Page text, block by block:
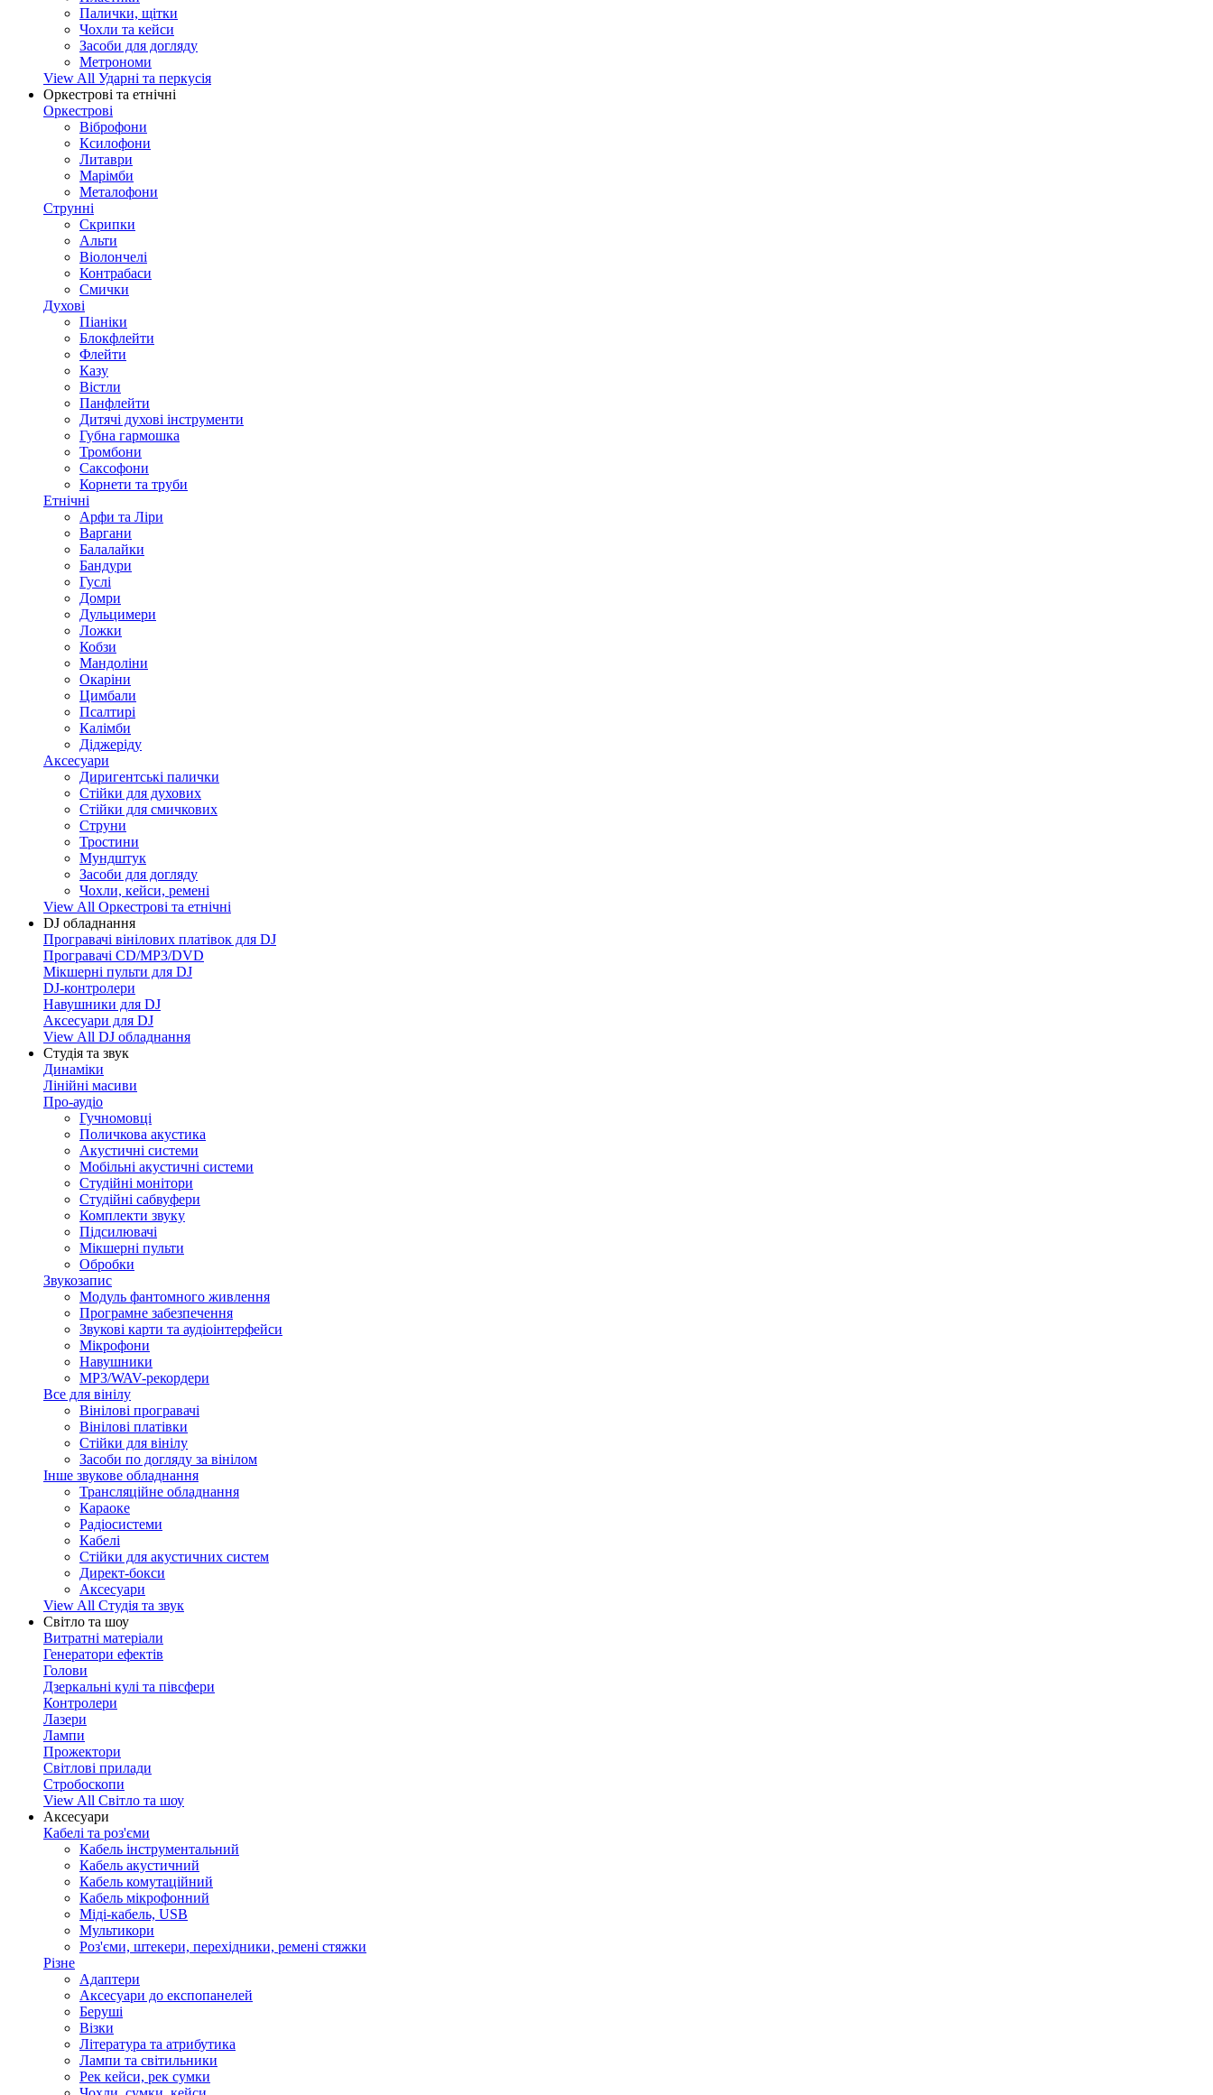
Палички, щітки
Чохли та кейси
Засоби для догляду
Метрономи
View All Ударні та перкусія
Оркестрові та етнічні
Оркестрові
Віброфони
Ксилофони
Литаври
Марімби
Металофони
Струнні
Скрипки
Альти
Віолончелі
Контрабаси
Смички
Духові
Піаніки
Блокфлейти
Флейти
Казу
Вістли
Панфлейти
Дитячі духові інструменти
Губна гармошка
Тромбони
Саксофони
Корнети та труби
Етнічні
Арфи та Ліри
Варгани
Балалайки
Бандури
Гуслі
Домри
Дульцимери
Ложки
Кобзи
Мандоліни
Окаріни
Цимбали
Псалтирі
Калімби
Діджеріду
Аксесуари
Диригентські палички
Стійки для духових
Стійки для смичкових
Струни
Тростини
Мундштук
Засоби для догляду
Чохли, кейси, ремені
View All Оркестрові та етнічні
DJ обладнання
Програвачі вінілових платівок для DJ
Програвачі CD/MP3/DVD
Мікшерні пульти для DJ
DJ-контролери
Навушники для DJ
Аксесуари для DJ
View All DJ обладнання
Студія та звук
Динаміки
Лінійні масиви
Про-аудіо
Гучномовці
Поличкова акустика
Акустичні системи
Мобільні акустичні системи
Студійні монітори
Студійні сабвуфери
Комплекти звуку
Підсилювачі
Мікшерні пульти
Обробки
Звукозапис
Модуль фантомного живлення
Програмне забезпечення
Звукові карти та аудіоінтерфейси
Мікрофони
Навушники
MP3/WAV-рекордери
Все для вінілу
Вінілові програвачі
Вінілові платівки
Стійки для вінілу
Засоби по догляду за вінілом
Інше звукове обладнання
Трансляційне обладнання
Караоке
Радіосистеми
Кабелі
Стійки для акустичних систем
Директ-бокси
Аксесуари
View All Студія та звук
Світло та шоу
Витратні матеріали
Генератори ефектів
Голови
Дзеркальні кулі та півсфери
Контролери
Лазери
Лампи
Прожектори
Світлові прилади
Стробоскопи
View All Світло та шоу
Аксесуари
Кабелі та роз'єми
Кабель інструментальний
Кабель акустичний
Кабель комутаційний
Кабель мікрофонний
Міді-кабель, USB
Мультикори
Роз'єми, штекери, перехідники, ремені стяжки
Різне
Адаптери
Аксесуари до експопанелей
Беруші
Візки
Література та атрибутика
Лампи та світильники
Рек кейси, рек сумки